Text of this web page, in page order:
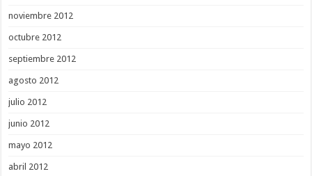
noviembre 2012
octubre 2012
septiembre 2012
agosto 2012
julio 2012
junio 2012
mayo 2012
abril 2012